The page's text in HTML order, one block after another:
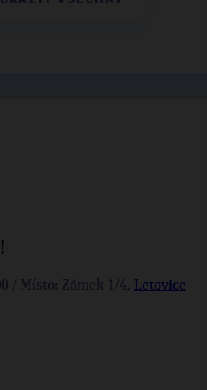
/ Místo: Zámek 1/4, Letovice